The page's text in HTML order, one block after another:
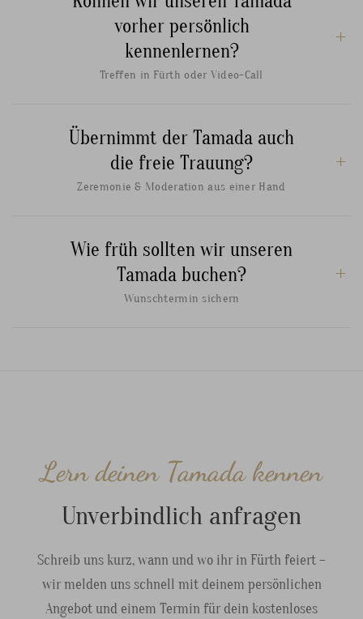
vorher persönlich
kennenlernen?
Treffen in Fürth oder Video-Call
Übernimmt der Tamada auch
die freie Trauung?
Zeremonie & Moderation aus einer Hand
Wie früh sollten wir unseren
Tamada buchen?
Wunschtermin sichern
Lern deinen Tamada kennen
Unverbindlich anfragen
Schreib uns kurz, wann und wo ihr in Fürth feiert –
wir melden uns schnell mit deinem persönlichen
Angebot und einem Termin für dein kostenloses